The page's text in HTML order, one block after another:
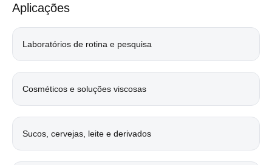
Aplicações
Laboratórios de rotina e pesquisa
Cosméticos e soluções viscosas
Sucos, cervejas, leite e derivados